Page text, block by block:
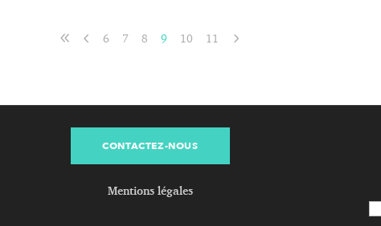
6 7 8 9 10 11
CONTACTEZ-NOUS
Mentions légales